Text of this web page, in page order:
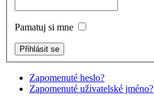
Pamatuj si mne
Zapomenuté heslo?
Zapomenuté uživatelské jméno?